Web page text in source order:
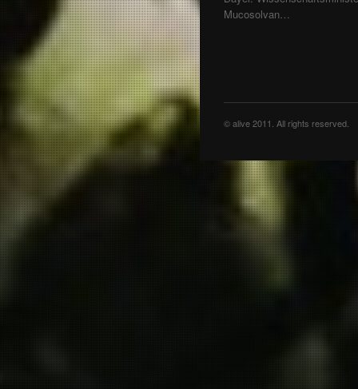
Mucosolvan…
© alive 2011. All rights reserved.